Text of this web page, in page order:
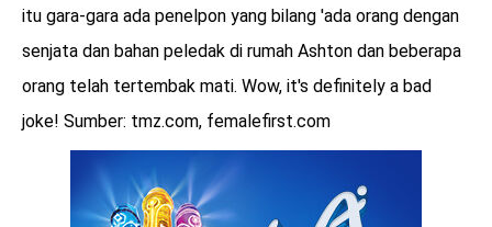
itu gara-gara ada penelpon yang bilang 'ada orang dengan
senjata dan bahan peledak di rumah Ashton dan beberapa
orang telah tertembak mati. Wow, it's definitely a bad
joke! Sumber: tmz.com, femalefirst.com